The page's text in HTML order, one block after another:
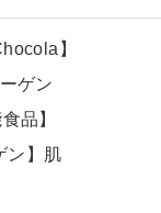
】
ゲン
品】
ン】肌